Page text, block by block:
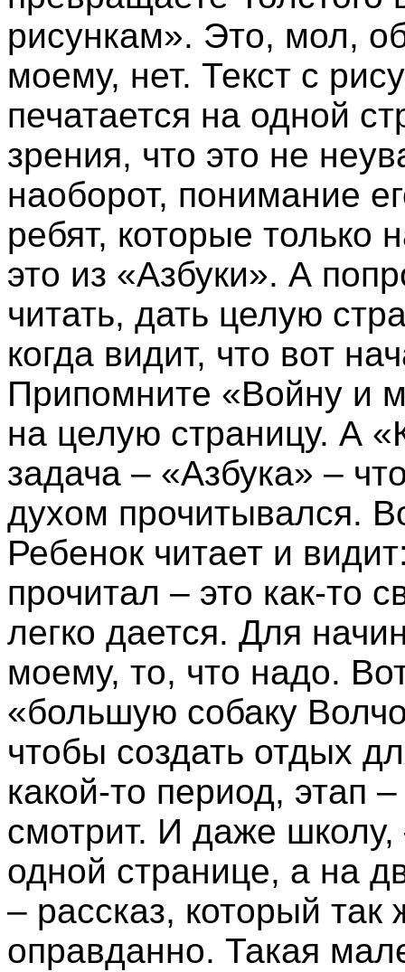
рисункам». Это, мол,
моему, нет. Текст с
печатается на одной
зрения, что это не
наоборот, понимание
ребят, которые только
это из «Азбуки». А
читать, дать целую
когда видит, что вот
Припомните «Войну и
на целую страницу. А
задача – «Азбука» –
духом прочитывался.
Ребенок читает и
прочитал – это как-то
легко дается. Для
моему, то, что надо.
«большую собаку
чтобы создать отдых
какой-то период, этап
смотрит. И даже
одной странице, а на
– рассказ, который так
оправданно. Такая